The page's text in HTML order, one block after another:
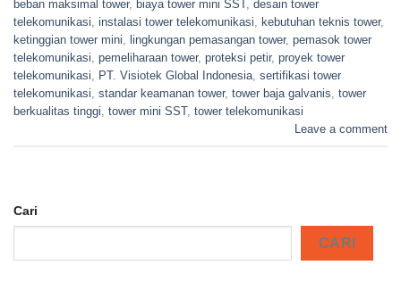
beban maksimal tower, biaya tower mini SST
desain tower
telekomunikasi instalasi tower telekomunikasi kebutuhan teknis tower,
ketinggian tower mini
lingkungan pemasangan tower, pemasok tower
telekomunikasi pemeliharaan tower, proteksi petir, proyek tower
telekomunikasi
PT. Visiotek Global Indonesia sertifikasi tower
telekomunikasi standar keamanan tower, tower baja galvanis tower
berkualitas tinggi tower mini SST, tower telekomunikasi
Leave a comment
Cari
CARI